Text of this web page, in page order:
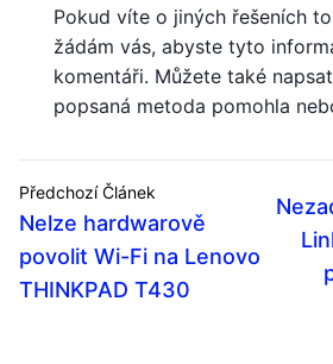
Pokud víte o jiných řešeních
žádám vás, abyste tyto
komentáři. Můžete také
popsaná metoda pomohla
Předchozí Článek
Nelze hardwarově
povolit Wi-Fi na Lenovo
THINKPAD T430